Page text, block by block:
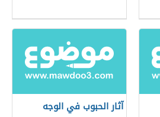
آثار الحبوب في الوجه